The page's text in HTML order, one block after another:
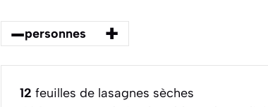
–personnes +
12 feuilles de lasagnes sèches